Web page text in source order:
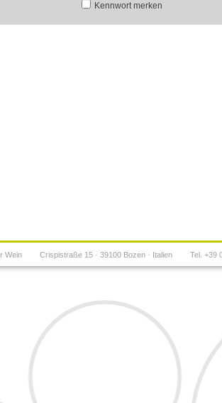
Kennwort merken
Wein Crispistraße 15 · 39100 Bozen · Italien Tel. +39